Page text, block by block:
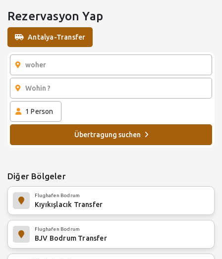
Rezervasyon Yap
Antalya-Transfer
1 Person
Übertragung suchen
Diğer Bölgeler
Flughafen Bodrum
Kıyıkışlacık Transfer
Flughafen Bodrum
BJV Bodrum Transfer